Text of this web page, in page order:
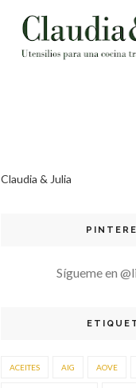
Claudia & Julia
Sígueme en
ACEITES AIG AOVE